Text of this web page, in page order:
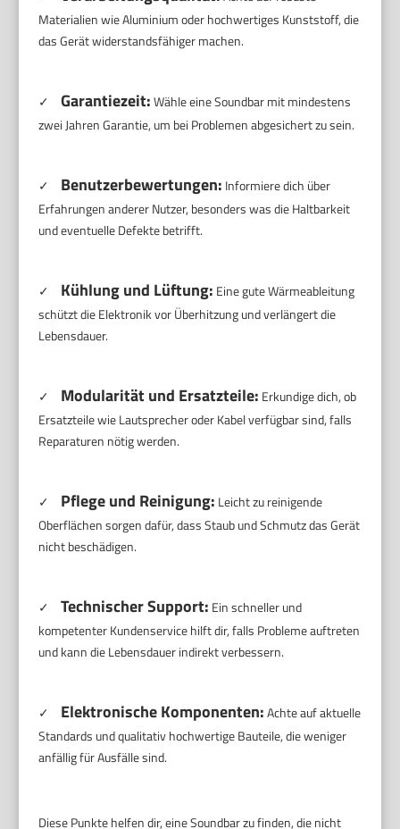
Materialien wie Aluminium oder hochwertiges Kunststoff, die
das Gerät widerstandsfähiger machen.
✓ Garantiezeit:Wähle eine Soundbar mit mindestens
zwei Jahren Garantie, um bei Problemen abgesichert zu sein.
✓ Benutzerbewertungen: Informiere dich über
Erfahrungen anderer Nutzer, besonders was die Haltbarkeit
und eventuelle Defekte betrifft.
✓ Kühlung und Lüftung: Eine gute Wärmeableitung
schützt die Elektronik vor Überhitzung und verlängert die
Lebensdauer.
✓ Modularität und Ersatzteile: Erkundige dich, ob
Ersatzteile wie Lautsprecher oder Kabel verfügbar sind, falls
Reparaturen nötig werden.
✓ Pflege und Reinigung: Leicht zu reinigende
Oberflächen sorgen dafür, dass Staub und Schmutz das Gerät
nicht beschädigen.
✓ Technischer Support: Ein schneller und
kompetenter Kundenservice hilft dir, falls Probleme auftreten
und kann die Lebensdauer indirekt verbessern.
✓ Elektronische Komponenten:Achte auf aktuelle
Standards und qualitativ hochwertige Bauteile, die weniger
anfällig für Ausfälle sind.
Diese Punkte helfen dir, eine Soundbar zu finden, die nicht